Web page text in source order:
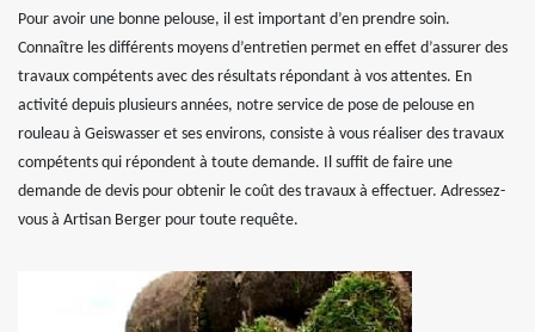
Pour avoir une bonne pelouse, il est important d’en prendre soin.
Connaître les différents moyens d’entretien permet en effet d’assurer des
travaux compétents avec des résultats répondant à vos attentes. En
activité depuis plusieurs années, notre service de pose de pelouse en
rouleau à Geiswasser et ses environs, consiste à vous réaliser des travaux
compétents qui répondent à toute demande. Il suffit de faire une
demande de devis pour obtenir le coût des travaux à effectuer. Adressez-
vous à Artisan Berger pour toute requête.